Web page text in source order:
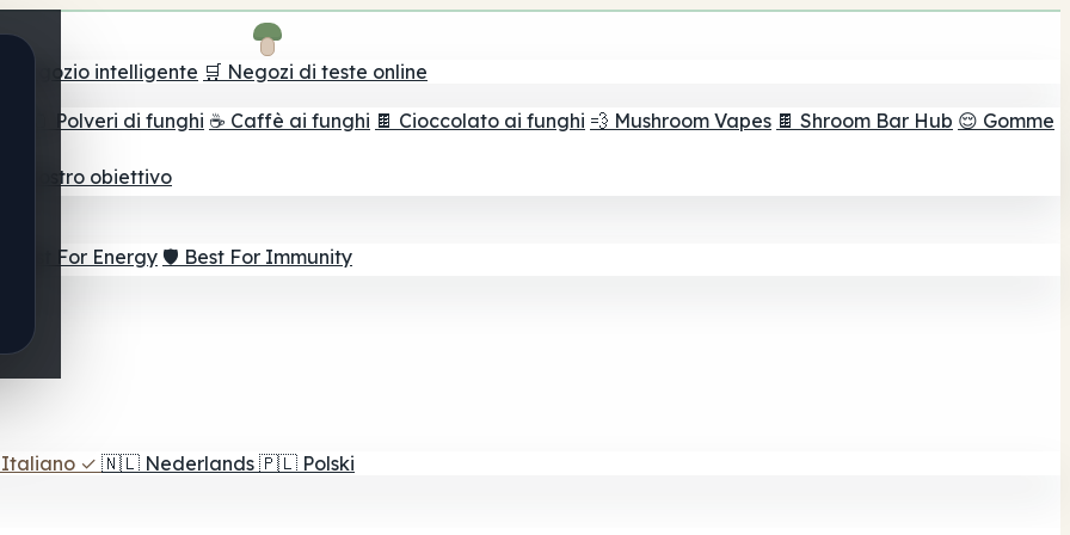
il negozio intelligente 🛒 Negozi di teste online
🫙 Polveri di funghi ☕ Caffè ai funghi 🍫 Cioccolato ai funghi 💨 Mushroom Vapes 🍫 Shroom Bar Hub 😌 Gomme
il vostro obiettivo
⚡ Best For Energy 🛡️ Best For Immunity
Italiano ✓ 🇳🇱 Nederlands 🇵🇱 Polski